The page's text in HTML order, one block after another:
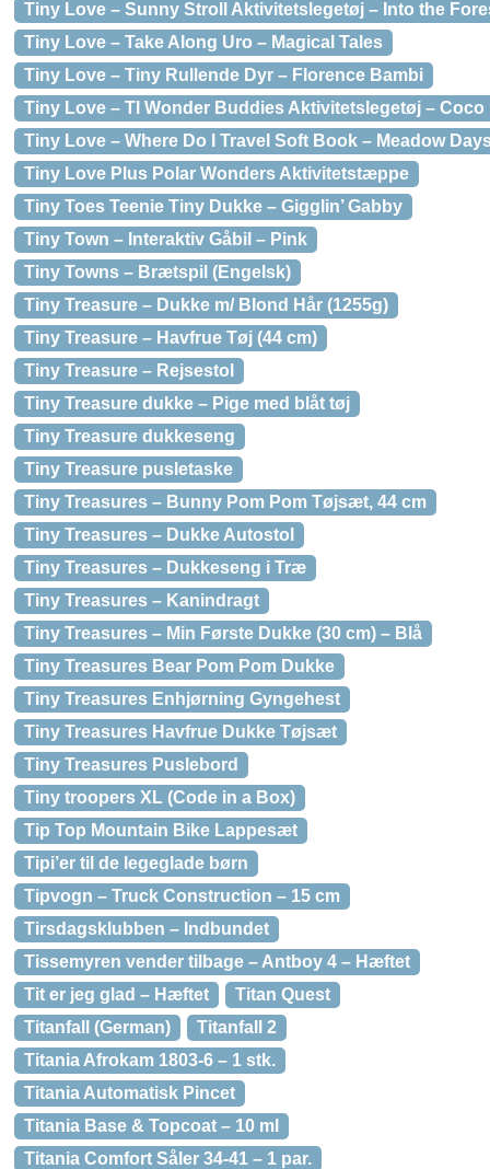
Tiny Love – Sunny Stroll Aktivitetslegetøj – Into the
Tiny Love – Take Along Uro – Magical Tales
Tiny Love – Tiny Rullende Dyr – Florence Bambi
Tiny Love – Tl Wonder Buddies Aktivitetslegetøj – Coco
Tiny Love – Where Do I Travel Soft Book – Meadow
Tiny Love Plus Polar Wonders Aktivitetstæppe
Tiny Toes Teenie Tiny Dukke – Gigglin’ Gabby
Tiny Town – Interaktiv Gåbil – Pink
Tiny Towns – Brætspil (Engelsk)
Tiny Treasure – Dukke m/ Blond Hår (1255g)
Tiny Treasure – Havfrue Tøj (44 cm)
Tiny Treasure – Rejsestol
Tiny Treasure dukke – Pige med blåt tøj
Tiny Treasure dukkeseng
Tiny Treasure pusletaske
Tiny Treasures – Bunny Pom Pom Tøjsæt, 44 cm
Tiny Treasures – Dukke Autostol
Tiny Treasures – Dukkeseng i Træ
Tiny Treasures – Kanindragt
Tiny Treasures – Min Første Dukke (30 cm) – Blå
Tiny Treasures Bear Pom Pom Dukke
Tiny Treasures Enhjørning Gyngehest
Tiny Treasures Havfrue Dukke Tøjsæt
Tiny Treasures Puslebord
Tiny troopers XL (Code in a Box)
Tip Top Mountain Bike Lappesæt
Tipi’er til de legeglade børn
Tipvogn – Truck Construction – 15 cm
Tirsdagsklubben – Indbundet
Tissemyren vender tilbage – Antboy 4 – Hæftet
Tit er jeg glad – Hæftet
Titan Quest
Titanfall (German)
Titanfall 2
Titania Afrokam 1803-6 – 1 stk.
Titania Automatisk Pincet
Titania Base & Topcoat – 10 ml
Titania Comfort Såler 34-41 – 1 par.